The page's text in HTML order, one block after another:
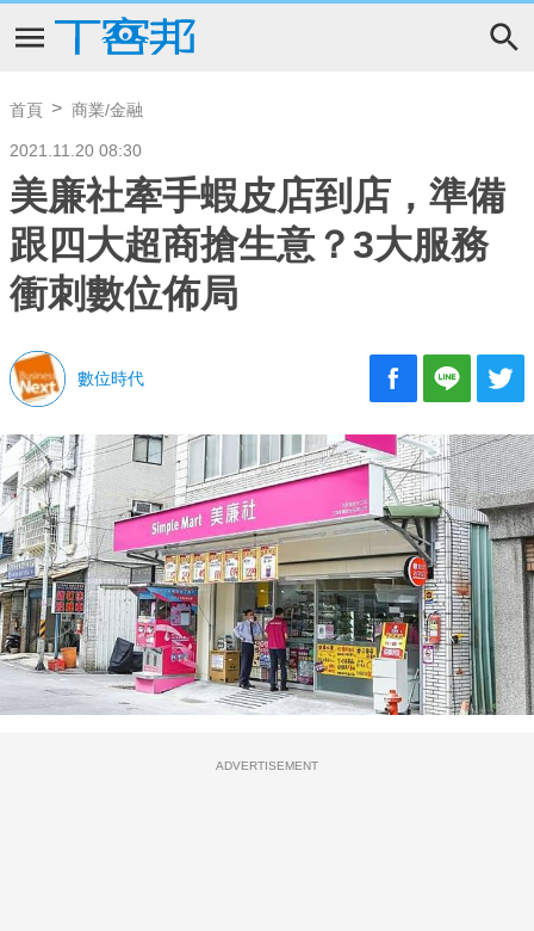
首頁 商業/金融
2021.11.20 08:30
美廉社牽手蝦皮店到店，準備
跟四大超商搶生意？3大服務
衝刺數位佈局
數位時代
ADVERTISEMENT